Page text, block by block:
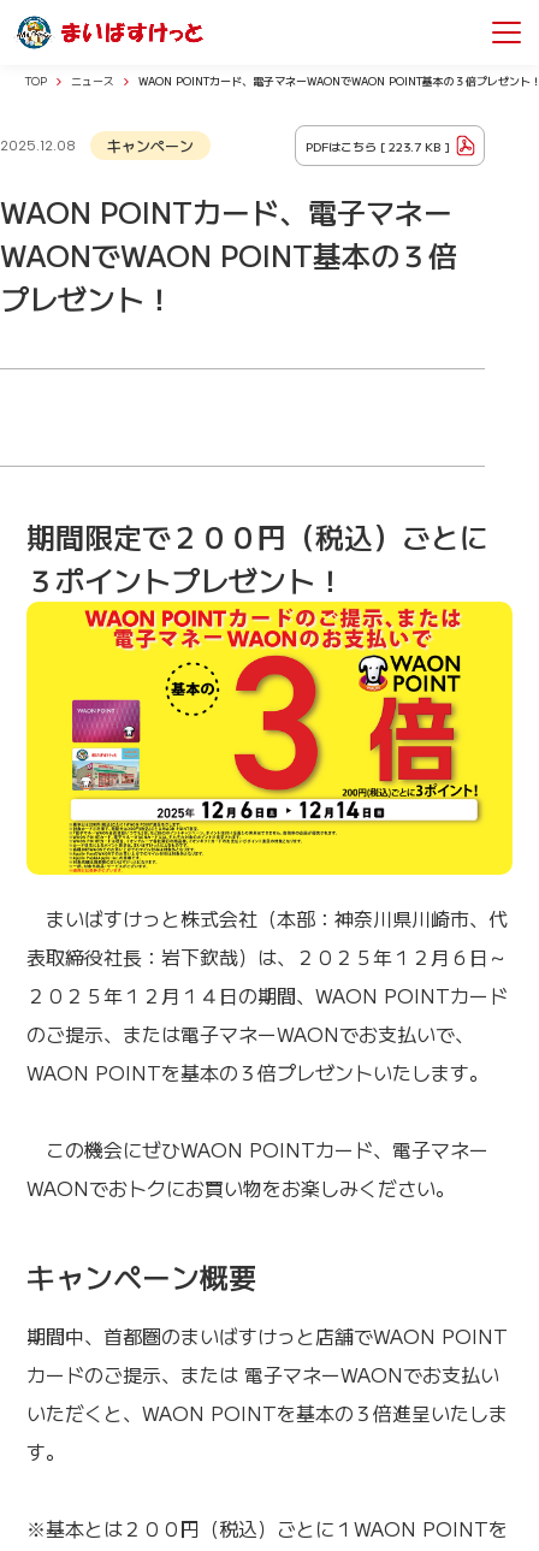
TOP ニュース WAON POINTカード、電子マネーWAONでWAON POINT基本の３倍プレゼント
2025.12.08 キャンペーン PDFはこちら [223.7 KB ]
WAON POINTカード、電子マネー
WAONでWAON POINT基本の３倍
プレゼント！
期間限定で２００円（税込）ごとに
３ポイントプレゼント！
まいばすけっと株式会社（本部：神奈川県川崎市、代
表取締役社長：岩下欽哉）は、２０２５年１２月６日～
２０２５年１２月１４日の期間、WAON POINTカード
のご提示、または電子マネーWAONでお支払いで、
WAON POINTを基本の３倍プレゼントいたします。
この機会にぜひWAON POINTカード、電子マネー
WAONでおトクにお買い物をお楽しみください。
キャンペーン概要
期間中、首都圏のまいばすけっと店舗でWAON POINT
カードのご提示、または 電子マネーWAONでお支払い
いただくと、WAON POINTを基本の３倍進呈いたしま
す。
※基本とは２００円（税込）ごとに１WAON POINTを